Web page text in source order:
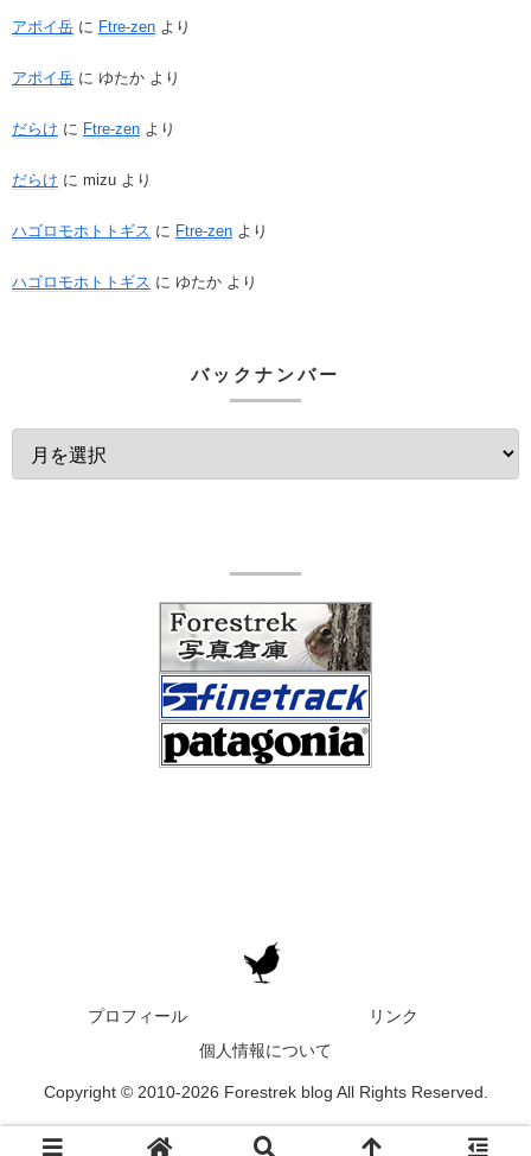
アポイ岳 に Ftre-zen より
アポイ岳 に ゆたか より
だらけ に Ftre-zen より
だらけ に mizu より
ハゴロモホトトギス に Ftre-zen より
ハゴロモホトトギス に ゆたか より
バックナンバー
プロフィール
リンク
個人情報について
Copyright © 2010-2026 Forestrek blog All Rights Reserved.